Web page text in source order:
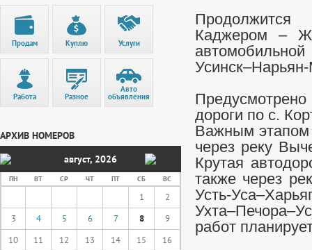
Продам Куплю Услуги
Работа Разное
Авто
объявления
АРХИВ НОМЕРОВ
август, 2026
ПН ВТ СР ЧТ ПТ СБ ВС
1
2
3
4 5 6 7 8
9
10
11 12 13 14 15
16
Каджером –
дороги по с.
Важным этапом
через реку
Крутая
также через
Усть-
работ